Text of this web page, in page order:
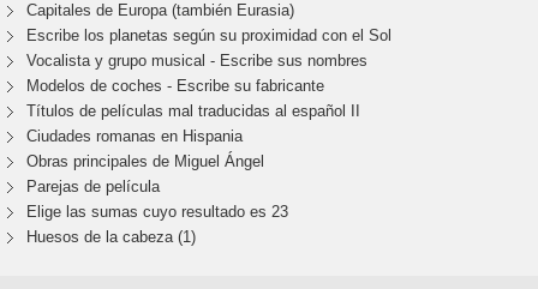
Capitales de Europa (también Eurasia)
Escribe los planetas según su proximidad con el Sol
Vocalista y grupo musical - Escribe sus nombres
Modelos de coches - Escribe su fabricante
Títulos de películas mal traducidas al español II
Ciudades romanas en Hispania
Obras principales de Miguel Ángel
Parejas de película
Elige las sumas cuyo resultado es 23
Huesos de la cabeza (1)